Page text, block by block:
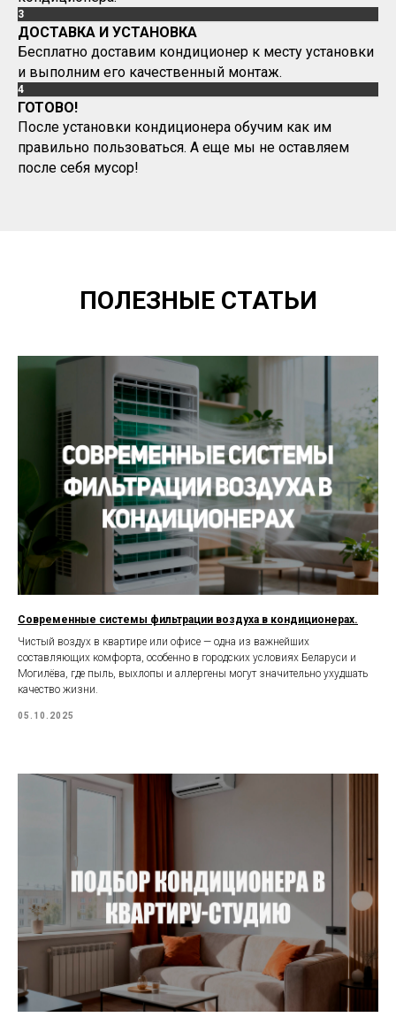
3
ДОСТАВКА И УСТАНОВКА
Бесплатно доставим кондиционер к месту установки
и выполним его качественный монтаж.
4
ГОТОВО!
После установки кондиционера обучим как им
правильно пользоваться. А еще мы не оставляем
после себя мусор!
ПОЛЕЗНЫЕ СТАТЬИ
Современные системы фильтрации воздуха в кондиционерах.
Чистый воздух в квартире или офисе — одна из важнейших
составляющих комфорта, особенно в городских условиях Беларуси и
Могилёва, где пыль, выхлопы и аллергены могут значительно ухудшать
качество жизни.
05.10.2025